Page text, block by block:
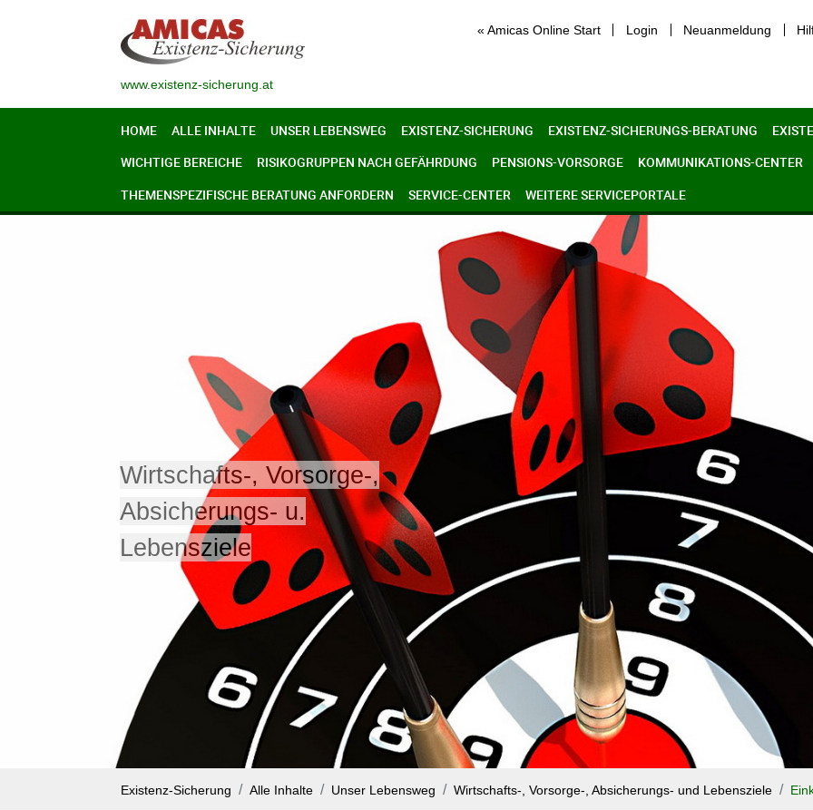
« Amicas Online Start Login Neuanmeldung
www.existenz-sicherung.at
HOME ALLE INHALTE UNSER LEBENSWEG EXISTENZ-SICHERUNG EXISTENZ-SICHERUNGS-BERATUNG
WICHTIGE BEREICHE
RISIKOGRUPPEN NACH GEFÄHRDUNG PENSIONS-VORSORGE
KOMMUNIKATIONS-CENTER
THEMENSPEZIFISCHE BERATUNG ANFORDERN
SERVICE-CENTER WEITERE SERVICEPORTALE
Wirtschafts-, Vorsorge-,
Absicherungs- u.
Lebensziele
Existenz-Sicherung Alle Inhalte Unser Lebensweg Wirtschafts-, Vorsorge-, Absicherungs- und Lebensziele